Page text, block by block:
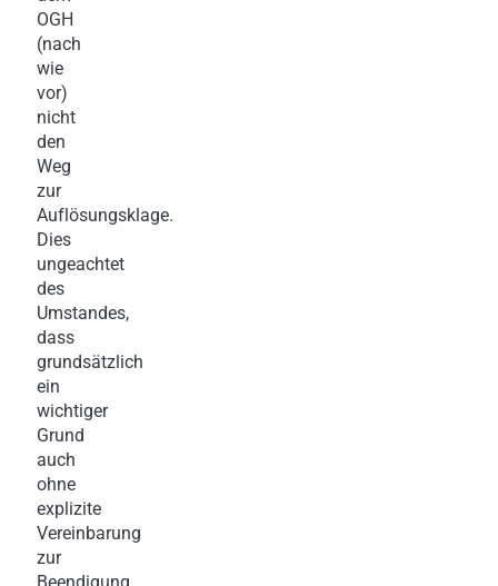
OGH
(nach
wie
vor)
nicht
den
Weg
zur
Auflösungsklage.
Dies
ungeachtet
des
Umstandes,
dass
grundsätzlich
ein
wichtiger
Grund
auch
ohne
explizite
Vereinbarung
zur